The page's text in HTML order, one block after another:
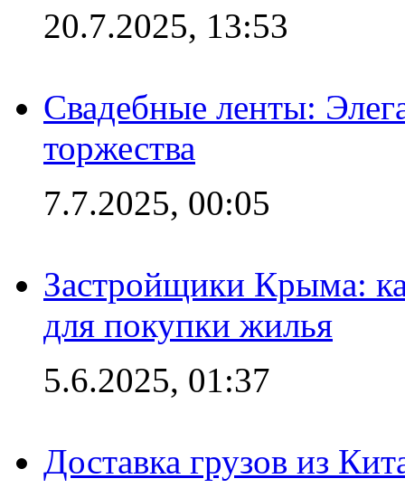
20.7.2025, 13:53
Свадебные ленты:
торжества
7.7.2025, 00:05
Застройщики Крыма:
для покупки жилья
5.6.2025, 01:37
Доставка грузов из